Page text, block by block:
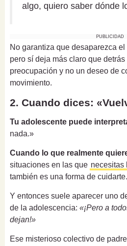
algo, quiero saber dónde
PUBLICIDAD
No garantiza que desaparezca
pero sí deja más claro que
preocupación y no un deseo de
movimiento.
2. Cuando dices:
Tu adolescente puede
nada.»
Cuando lo que realmente
situaciones en las que necesitas
también es una forma de
Y entonces suele aparecer uno
de la adolescencia: «¡Pero a
dejan!»
Ese misterioso colectivo de